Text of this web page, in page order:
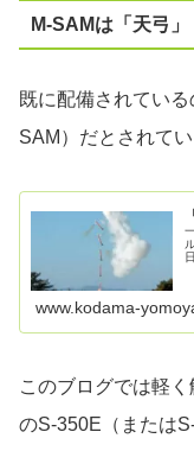
M-SAMは「天弓」
既に配備されてい
SAM）だとされてい
www.kodama-
このブログでは軽
のS-350E（または